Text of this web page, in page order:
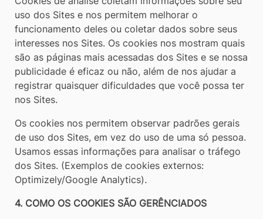
uso dos Sites e nos permitem melhorar o
funcionamento deles ou coletar dados sobre seus
interesses nos Sites. Os cookies nos mostram quais
são as páginas mais acessadas dos Sites e se nossa
publicidade é eficaz ou não, além de nos ajudar a
registrar quaisquer dificuldades que você possa ter
nos Sites.
Os cookies nos permitem observar padrões gerais
de uso dos Sites, em vez do uso de uma só pessoa.
Usamos essas informações para analisar o tráfego
dos Sites. (Exemplos de cookies externos:
Optimizely/Google Analytics).
4. COMO OS COOKIES SÃO GERÊNCIADOS